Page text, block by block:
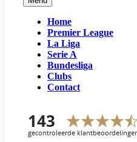
Home
Premier League
La Liga
Serie A
Bundesliga
Clubs
Contact